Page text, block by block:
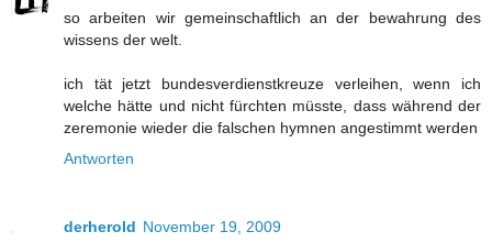
so arbeiten wir gemeinschaftlich an der bewahrung des
wissens der welt.
ich tät jetzt bundesverdienstkreuze verleihen, wenn ich
welche hätte und nicht fürchten müsste, dass während der
zeremonie wieder die falschen hymnen angestimmt werden
Antworten
derherold November 19, 2009